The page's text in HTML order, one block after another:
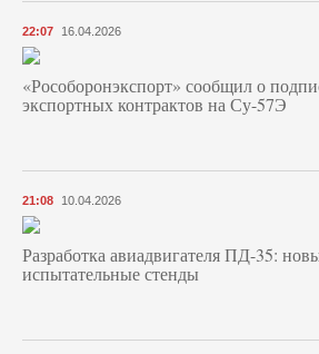
22:07 16.04.2026
«Рособоронэкспорт» сообщил о
экспортных контрактов на Су-57Э
21:08 10.04.2026
Разработка авиадвигателя ПД-35:
испытательные стенды